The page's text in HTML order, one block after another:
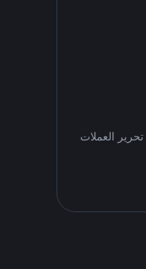
تحرير العملات